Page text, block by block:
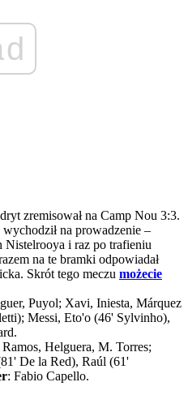
zremisował na Camp Nou 3:3.
na prowadzenie –
i raz po trafieniu
na te bramki odpowiadał
Skrót tego meczu możecie
Puyol; Xavi, Iniesta, Márquez
Messi, Eto'o (46' Sylvinho),
Helguera, M. Torres;
De la Red), Raúl (61'
: Fabio Capello.